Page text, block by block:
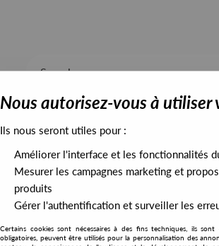
ALL STOCK EXCLUSIVES
Nous autorisez-vous à utiliser
Ils nous seront utiles pour :
Améliorer l'interface et les fonctionnalités
Mesurer les campagnes marketing et
produits
Gérer l'authentification et surveiller les
Certains cookies sont nécessaires à des fins techniques, ils
obligatoires, peuvent être utilisés pour la personnalisation des